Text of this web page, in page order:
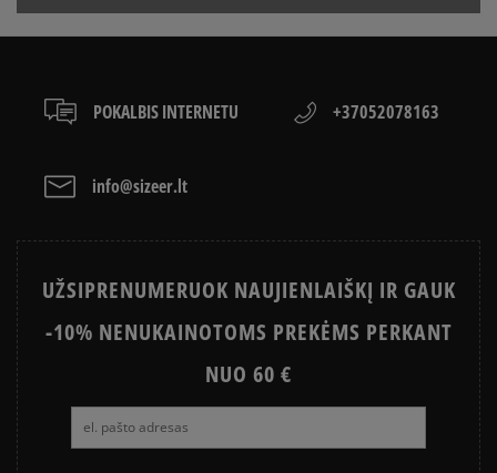
POKALBIS INTERNETU +37052078163
info@sizeer.lt
UŽSIPRENUMERUOK NAUJIENLAIŠKĮ IR GAUK
-10% NENUKAINOTOMS PREKĖMS PERKANT
NUO 60 €